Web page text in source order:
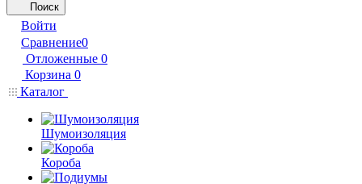
Поиск
Войти
Сравнение0
Отложенные 0
Корзина 0
Каталог
Шумоизоляция
Короба